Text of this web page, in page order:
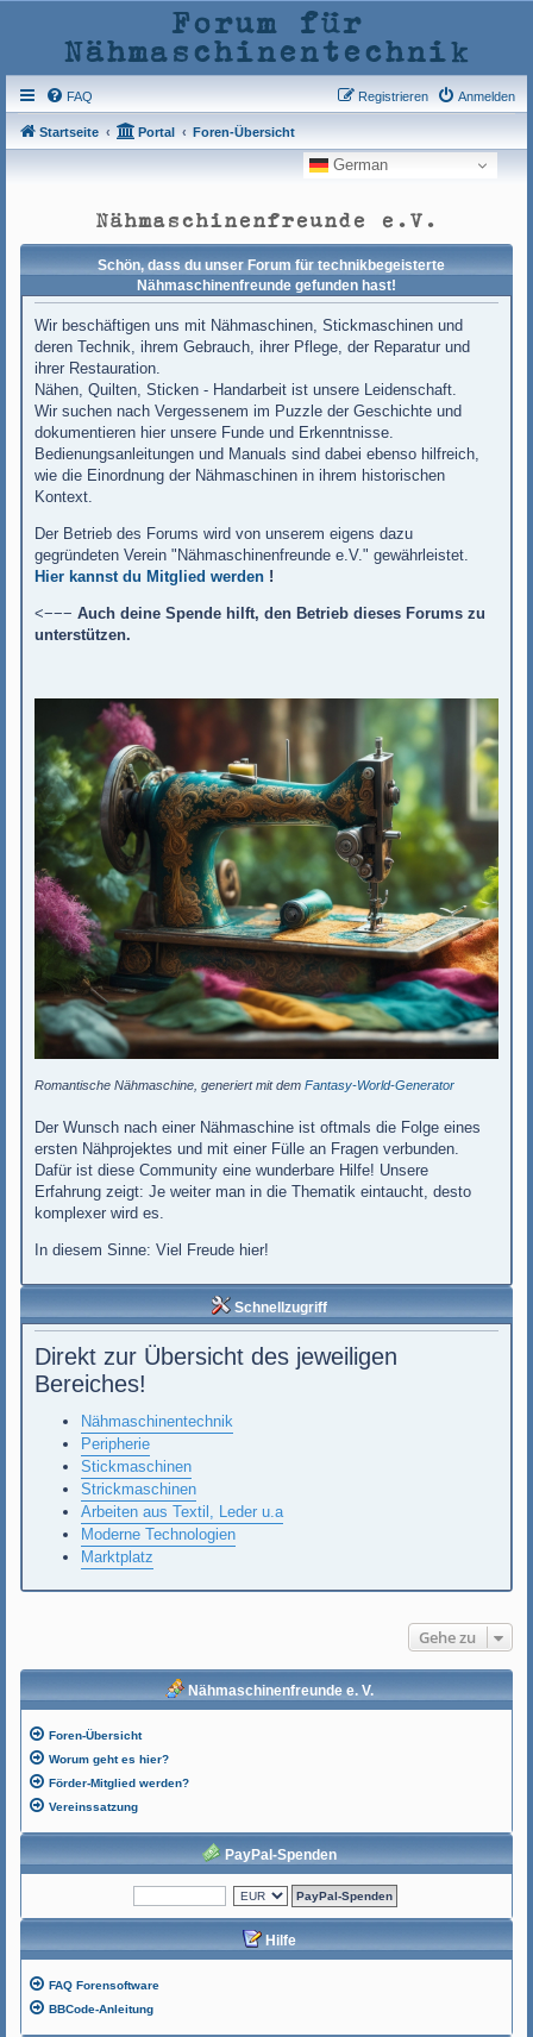
Forum für
Nähmaschinentechnik
FAQ Anmelden
Registrieren
Startseite Portal Foren-Übersicht
German
Nähmaschinenfreunde e.V.
Schön, dass du unser Forum für technikbegeisterte
Nähmaschinenfreunde gefunden hast!
Wir beschäftigen uns mit Nähmaschinen, Stickmaschinen und
deren Technik, ihrem Gebrauch, ihrer Pflege, der Reparatur und
ihrer Restauration.
Nähen, Quilten, Sticken - Handarbeit ist unsere Leidenschaft.
Wir suchen nach Vergessenem im Puzzle der Geschichte und
dokumentieren hier unsere Funde und Erkenntnisse.
Bedienungsanleitungen und Manuals sind dabei ebenso hilfreich,
wie die Einordnung der Nähmaschinen in ihrem historischen
Kontext.
Der Betrieb des Forums wird von unserem eigens dazu
gegründeten Verein "Nähmaschinenfreunde e.V." gewährleistet.
Hier kannst du Mitglied werden !
<−−− Auch deine Spende hilft, den Betrieb dieses Forums zu
unterstützen.
Romantische Nähmaschine, generiert mit dem Fantasy-World-Generator
Der Wunsch nach einer Nähmaschine ist oftmals die Folge eines
ersten Nähprojektes und mit einer Fülle an Fragen verbunden.
Dafür ist diese Community eine wunderbare Hilfe! Unsere
Erfahrung zeigt: Je weiter man in die Thematik eintaucht, desto
komplexer wird es.
In diesem Sinne: Viel Freude hier!
Schnellzugriff
Direkt zur Übersicht des jeweiligen
Bereiches!
Nähmaschinentechnik
Peripherie
Stickmaschinen
Strickmaschinen
Arbeiten aus Textil, Leder u.a
Moderne Technologien
Marktplatz
Gehe zu
Nähmaschinenfreunde e. V.
Foren-Übersicht
Worum geht es hier?
Förder-Mitglied werden?
Vereinssatzung
PayPal-Spenden
Hilfe
FAQ Forensoftware
BBCode-Anleitung